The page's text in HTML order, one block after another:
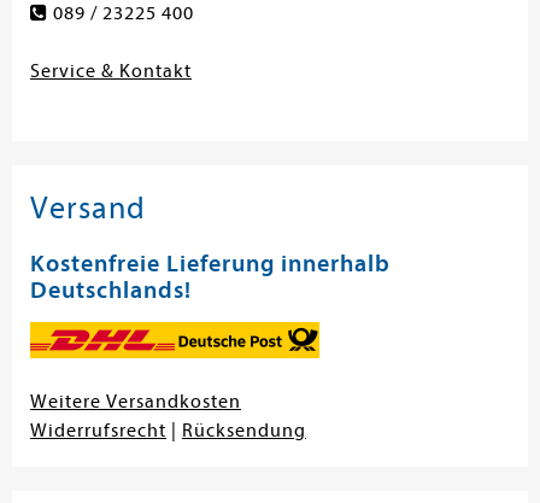
089 / 23225 400
Service & Kontakt
Versand
Kostenfreie Lieferung innerhalb
Deutschlands!
Weitere Versandkosten
Widerrufsrecht
Rücksendung